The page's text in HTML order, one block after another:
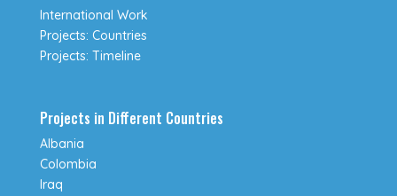
International Work
Projects: Countries
Projects: Timeline
Projects in Different Countries
Albania
Colombia
Iraq